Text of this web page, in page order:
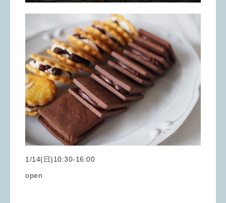
1/14(日)10:30-16:00
open